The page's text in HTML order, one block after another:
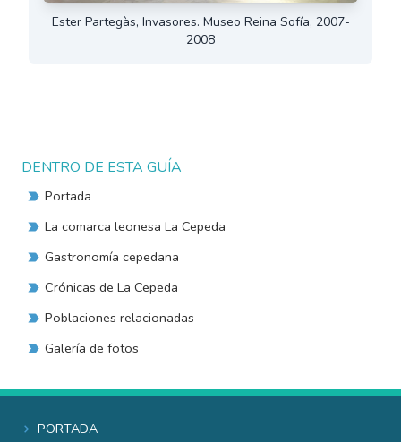
Ester Partegàs, Invasores. Museo Reina Sofía, 2007-
2008
DENTRO DE ESTA GUÍA
Portada
La comarca leonesa La Cepeda
Gastronomía cepedana
Crónicas de La Cepeda
Poblaciones relacionadas
Galería de fotos
Portada